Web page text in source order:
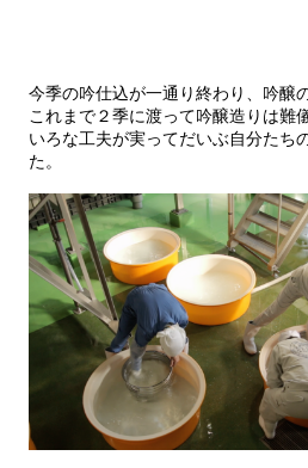
今季の吟仕込が一通り終わり、吟醸
これまで２季に渡って吟醸造りは難
いろな工夫が実ってだいぶ自分たち
た。